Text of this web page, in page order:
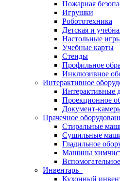
Пожарная
Игрушки
Робототехника
Детская и
Настольные
Учебные карты
Стенды
Профильное
Инклюзивное
Интерактивное
Интерактивные
Проекционное
Документ-
Прачечное
Стиральные
Сушильные
Гладильное
Машины
Инвентарь
Кухонный